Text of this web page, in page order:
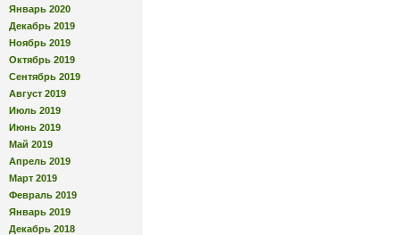
Январь 2020
Декабрь 2019
Ноябрь 2019
Октябрь 2019
Сентябрь 2019
Август 2019
Июль 2019
Июнь 2019
Май 2019
Апрель 2019
Март 2019
Февраль 2019
Январь 2019
Декабрь 2018